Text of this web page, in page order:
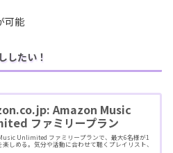
可能
したい！
Amazon Music
ファミリープラン
Unlimited ファミリープランで、最大6名様が1
楽しめる。気分や活動に合わせて聴くプレイリスト、